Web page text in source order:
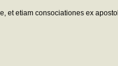
et etiam consociationes ex